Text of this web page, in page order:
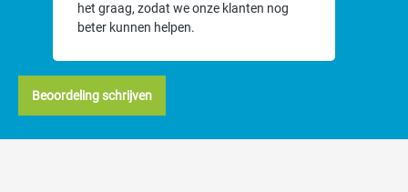
het graag, zodat we onze klanten nog
beter kunnen helpen.
Beoordeling schrijven